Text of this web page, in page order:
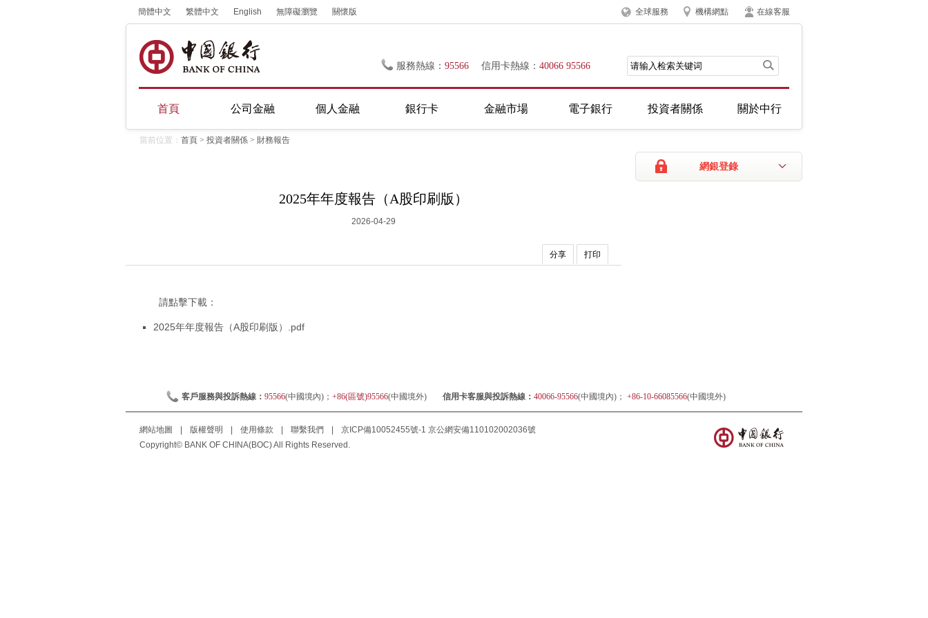
簡體中文 繁體中文 English 無障礙瀏覽 關懷版 全球服務 機構網點 在線客服
服務熱線： 95566 信用卡熱線： 40066 95566
首頁 公司金融 個人金融 銀行卡 金融市場 電子銀行 投資者關係 關於中行
當前位置： 首頁 > 投資者關係 > 財務報告
網銀登錄
2025年年度報告（A股印刷版）
2026-04-29
分享 打印
請點擊下載：
2025年年度報告（A股印刷版）.pdf
客戶服務與投訴熱線： 95566(中國境內)； +86(區號)95566(中國境外) 信用卡客服與投訴熱線： 40066-95566(中國境內)； +86-10-66085566(中國境外)
網站地圖 版權聲明 使用條款 聯繫我們 京ICP備10052455號-1 京公網安備110102002036號
Copyright© BANK OF CHINA(BOC) All Rights Reserved.